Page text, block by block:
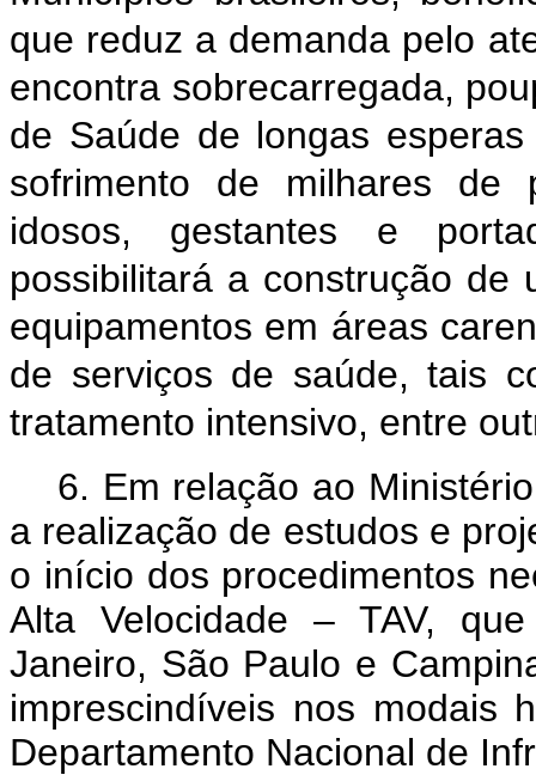
que reduz a demanda pelo
encontra sobrecarregada,
de Saúde de longas
sofrimento de milhares de
idosos, gestantes e
possibilitará a construção de
equipamentos em áreas
de serviços de saúde, tais
tratamento intensivo, entre
6. Em relação ao
a realização de estudos e
o início dos procedimentos
Alta Velocidade – TAV,
Janeiro, São Paulo e
imprescindíveis nos
Departamento Nacional de